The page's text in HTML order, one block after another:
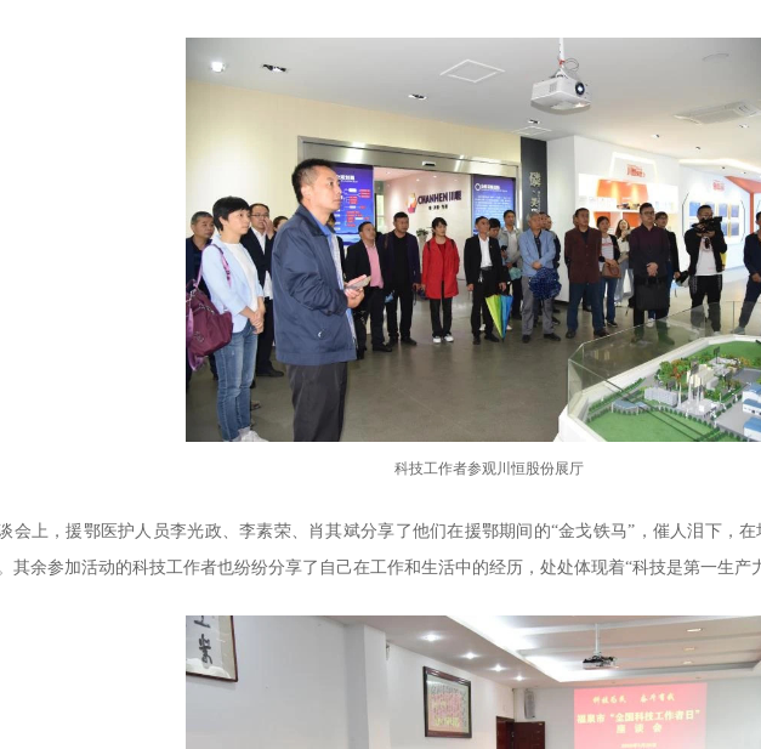
科技工作者参观川恒股份展厅
会上，援鄂医护人员李光政、李素荣、肖其斌分享了他们在援鄂期间的“金戈铁马”，催人泪下，
其余参加活动的科技工作者也纷纷分享了自己在工作和生活中的经历，处处体现着“科技是第一生产